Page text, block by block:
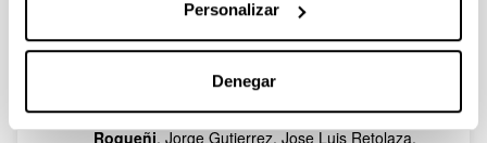
Personalizar
Denegar
de Investigación. (Resolución 7 noviembre 2017).
(US 17/24) “Social Efficiency Menchmarking
Model. “(38.000€). IP:
Sara Urionabarrenetxea, Jose Domingo
Garcia-Merino, Jon Barrutia, Maite Ruiz-
Roqueñi, Jorge Gutierrez, Jose Luis Retolaza,